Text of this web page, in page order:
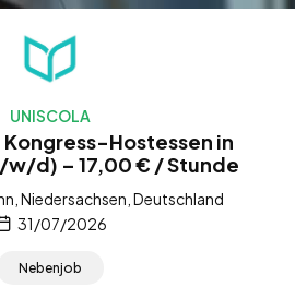
UNISCOLA
Kongress-Hostessen in
d) – 17,00 € / Stunde
Niedersachsen, Deutschland
31/07/2026
Nebenjob